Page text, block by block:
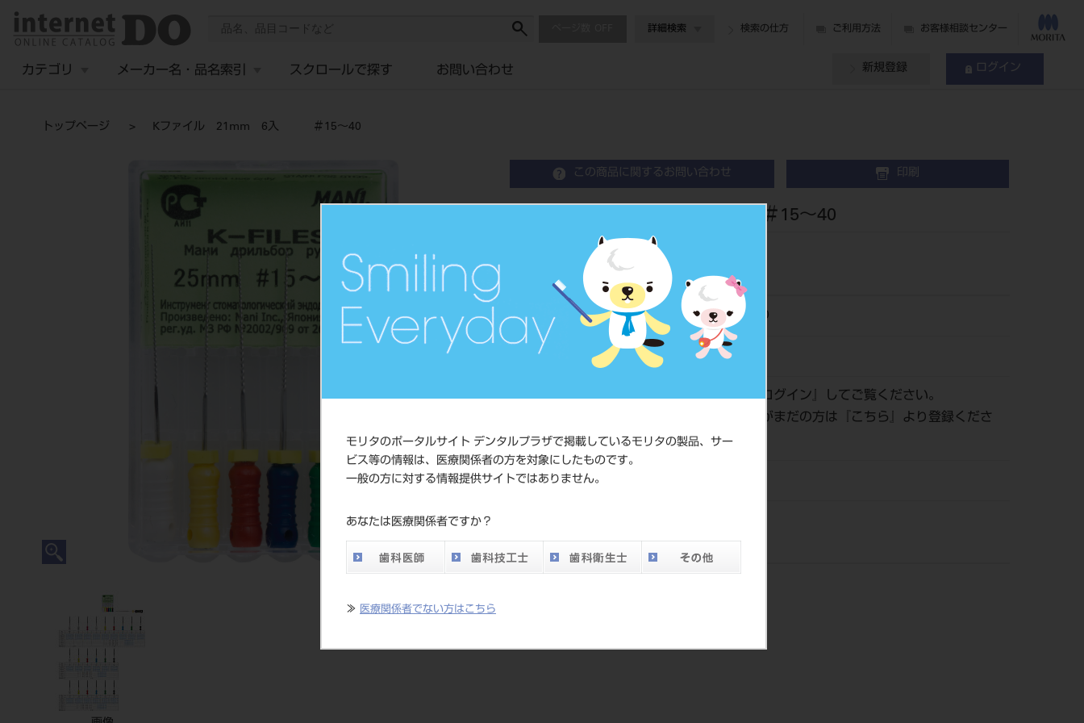
モリタのポータルサイト デンタルプラザで掲載しているモリタの製品、サー
ビス等の情報は、医療関係者の方を対象にしたものです。
一般の方に対する情報提供サイトではありません。
あなたは医療関係者ですか？
≫ 医療関係者でない方はこちら
詳細検索 検索の仕方 ご利用方法 お客様相談センター
カテゴリ メーカー名・品名索引 スクロールで探す お問い合わせ 新規登録 ログイン
トップページ Kファイル 21mm 6入 ＃15～40
この商品に関するお問い合わせ 印刷
Kファイル 21mm 6入 ＃15～40
歯科用ファイル
品目コード 20239005215-40
JAN/EANコード 4546951501860
価格の確認は『ログイン 』してご覧ください。
ネット会員登録がまだの方は『
こちら
』より登録くださ
い。
メーカー
ジ